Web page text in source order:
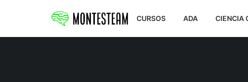
CURSOS ADA CIENCIA